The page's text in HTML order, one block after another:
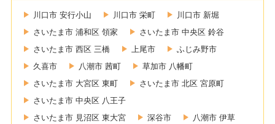
川口市 安行小山 川口市 栄町
川口市 新堀
さいたま市 浦和区 領家
さいたま市 中央区 鈴谷
さいたま市 西区 三橋
上尾市
ふじみ野市
久喜市
八潮市 茜町
草加市 八幡町
さいたま市 大宮区 東町
さいたま市 北区 宮原町
さいたま市 中央区 八王子
さいたま市 見沼区 東大宮
深谷市
八潮市 伊草